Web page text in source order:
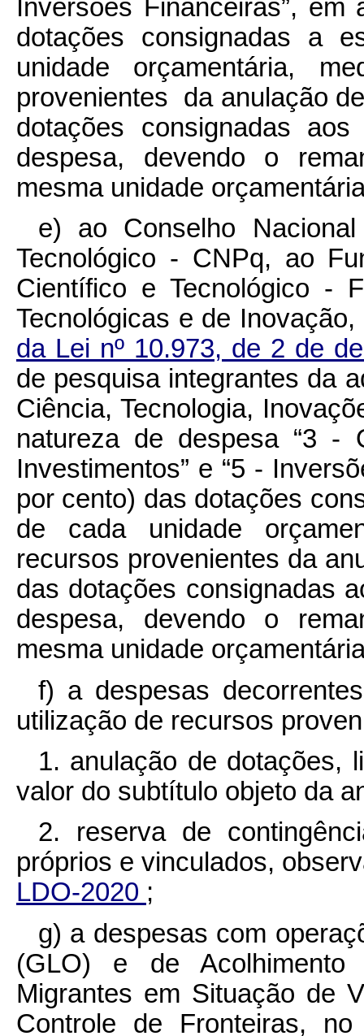
Inversões Financeiras”,
dotações consignadas a
unidade orçamentária,
provenientes da anulação
dotações consignadas
despesa, devendo o
mesma unidade
e) ao Conselho
Tecnológico - CNPq, ao
Científico e Tecnológico -
Tecnológicas e de
da Lei nº 10.973, de 2 de
de pesquisa integrantes da
Ciência, Tecnologia,
natureza de despesa “3 -
Investimentos” e “5 -
por cento) das dotações
de cada unidade
recursos provenientes da
das dotações consignadas
despesa, devendo o
mesma unidade
f) a despesas
utilização de recursos
1. anulação de dotações,
valor do subtítulo objeto da
2. reserva de
próprios e vinculados,
LDO-2020 ;
g) a despesas com
(GLO) e de Acolhimento
Migrantes em Situação de
Controle de Fronteiras,